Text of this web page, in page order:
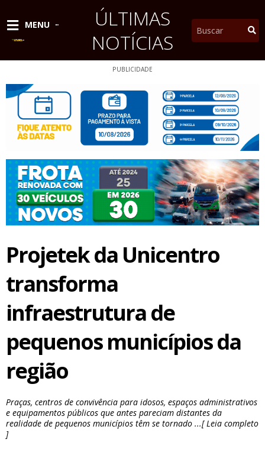
conteúdo
MENU
ÚLTIMAS
NOTÍCIAS
Pesquisar
PUBLICIDADE
Projetek da Unicentro
transforma
infraestrutura de
pequenos municípios da
região
Praças, centros de convivência para idosos, espaços administrativos
e equipamentos públicos que antes pareciam distantes da
realidade de pequenos municípios têm se tornado ...[ Leia completo
]